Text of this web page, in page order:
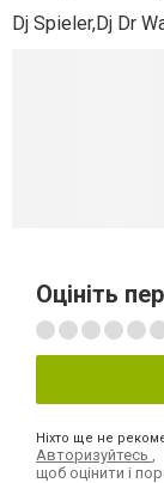
Dj Spieler,Dj Dr
Оцініть
Ніхто ще не
Авторизуйтесь
щоб оцінити і